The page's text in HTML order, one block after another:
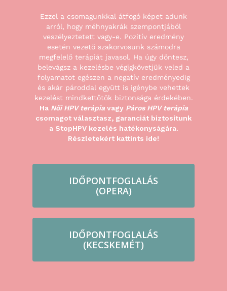
Ezzel a csomagunkkal átfogó képet adunk
arról, hogy méhnyakrák szempontjából
veszélyeztetett vagy-e. Pozitív eredmény
esetén vezető szakorvosunk számodra
megfelelő terápiát javasol. Ha úgy döntesz,
belevágsz a kezelésbe végigkövetjük veled a
folyamatot egészen a negatív eredményedig
és akár pároddal együtt is igénybe vehettek
kezelést mindkettőtök biztonsága érdekében.
Ha Női HPV terápiavagy Páros HPV terápia
csomagot választasz, garanciát biztosítunk
a StopHPV kezelés hatékonyságára.
Részletekért kattints ide!
IDŐPONTFOGLALÁS
(OPERA)
IDŐPONTFOGLALÁS
(KECSKEMÉT)